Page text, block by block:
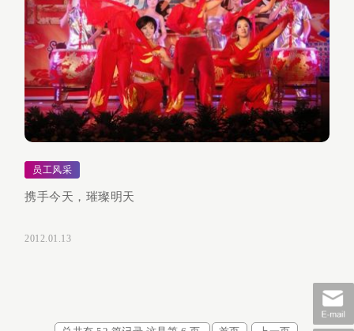
员工风采
携手今天，璀璨明天
2012.01.13